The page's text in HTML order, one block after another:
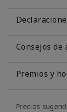
Consejos de
Premios y
Precios